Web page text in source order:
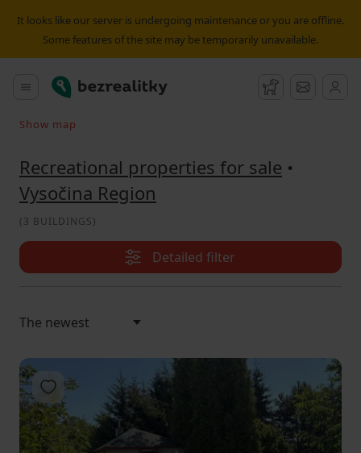
It looks like our server is undergoing maintenance or you are offline.
Some features of the site may be temporarily unavailable.
Main menu
Bezrealitky Watchdog
Search on the map
Show map
Recreational properties for sale •
Vysočina Region
(3 BUILDINGS)
Detailed filter
Add to favorites